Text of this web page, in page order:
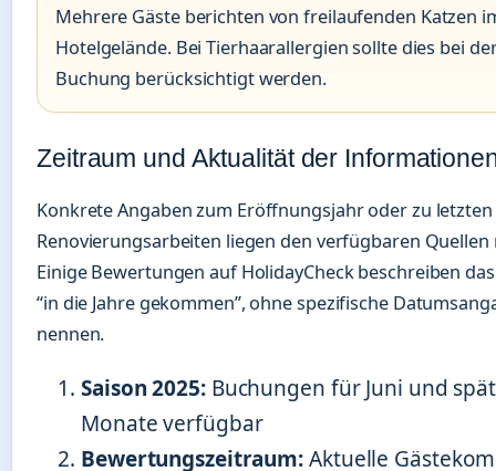
Mehrere Gäste berichten von freilaufenden Katzen
Hotelgelände. Bei Tierhaarallergien sollte dies bei
Buchung berücksichtigt werden.
Zeitraum und Aktualität der
Konkrete Angaben zum Eröffnungsjahr oder zu letzten
Renovierungsarbeiten liegen den verfügbaren Quellen
Einige Bewertungen auf HolidayCheck beschreiben
“in die Jahre gekommen”, ohne spezifische
nennen.
Saison 2025:Buchungen für Juni und
Monate verfügbar
Bewertungszeitraum:Aktuelle